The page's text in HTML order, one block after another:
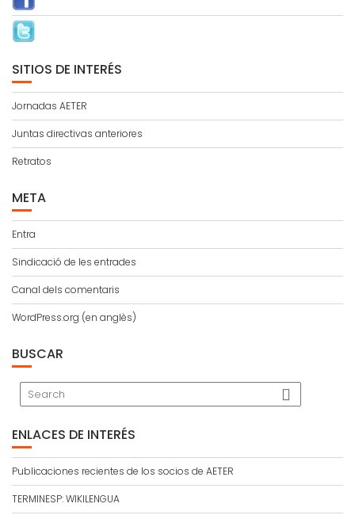
SITIOS DE INTERÉS
Jornadas AETER
Juntas directivas anteriores
Retratos
META
Entra
Sindicació de les entrades
Canal dels comentaris
WordPress.org (en anglès)
BUSCAR
ENLACES DE INTERÉS
Publicaciones recientes de los socios de AETER
TERMINESP: WIKILENGUA